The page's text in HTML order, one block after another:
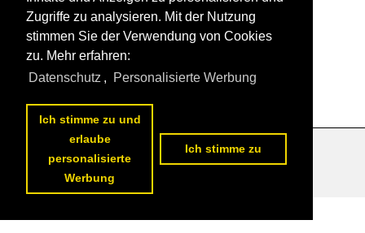
Datenschutzerklärung
Zugriffe zu analysieren. Mit der Nutzung
stimmen Sie der Verwendung von Cookies
zu. Mehr erfahren:
Datenschutz , Personalisierte Werbung
Ich stimme zu und
erlaube
personalisierte
Werbung
Ich stimme zu